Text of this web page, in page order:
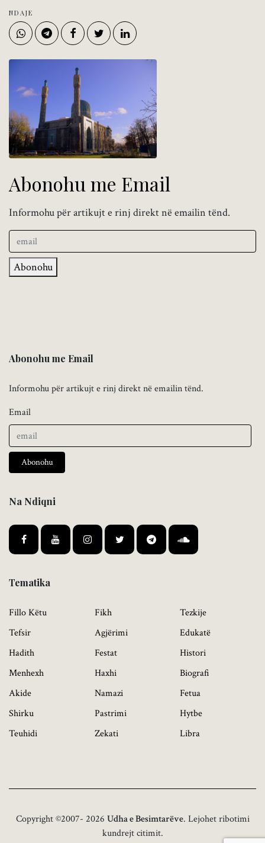
NDAJE
Abonohu me Email
Informohu për artikujt e rinj direkt në emailin tënd.
Abonohu
Abonohu me Email
Informohu për artikujt e rinj direkt në emailin tënd.
Email
Abonohu
Na Ndiqni
Tematika
Fillo Këtu
Tefsir
Hadith
Menhexh
Akide
Shirku
Teuhidi
Fikh
Agjërimi
Festat
Haxhi
Namazi
Pastrimi
Zekati
Tezkije
Edukatë
Histori
Biografi
Fetua
Hytbe
Libra
Copyright ©2007- 2026 Udha e Besimtarëve. Lejohet ribotimi
kundrejt citimit.